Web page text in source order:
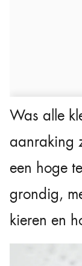
Was alle
aanraking
een hoge
grondig,
kieren en